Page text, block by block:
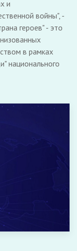
и
войны", -
героев" - это
в рамках
национального